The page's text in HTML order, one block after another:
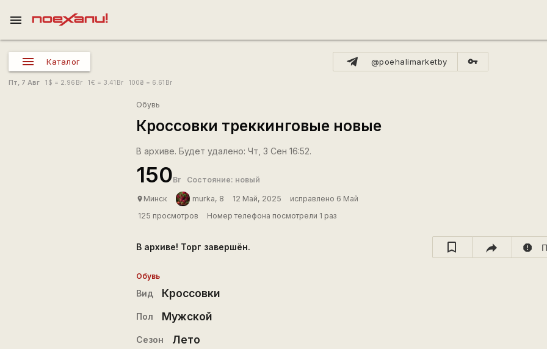
menu
Каталог @poehalimarketby vpn_key
Пт, 7 Авг 1 $ = 2.96 Br 1€ = 3.41 Br 100₴ = 6.61 Br
Обувь
Кроссовки треккинговые новые
В архиве. Будет удалено: Чт, 3 Сен 16:52.
150Br Состояние: новый
place Минск murka, 8 12 Май, 2025
исправлено 6 Май
125 просмотров
Номер телефона посмотрели 1 раз
В архиве! Торг завершён. report
Обувь
Вид Кроссовки
Пол Мужской
Сезон Лето